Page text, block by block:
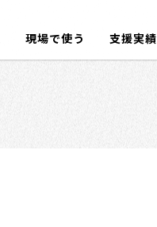
現場で使う 支援実績